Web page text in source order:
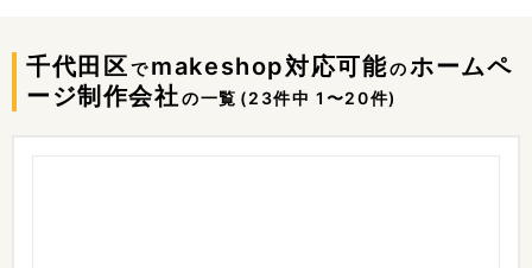
千代田区でmakeshop対応可能のホームペ
ージ制作会社の一覧 (23件中 1〜20件)